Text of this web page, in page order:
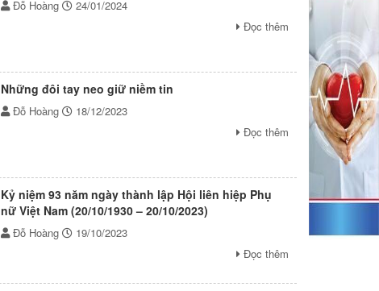
Đỗ Hoàng
24/01/2024
Đọc thêm
Những đôi tay neo giữ niềm tin
Đỗ Hoàng
18/12/2023
Đọc thêm
Kỷ niệm 93 năm ngày thành lập Hội liên hiệp Phụ
nữ Việt Nam (20/10/1930 – 20/10/2023)
Đỗ Hoàng
19/10/2023
Đọc thêm